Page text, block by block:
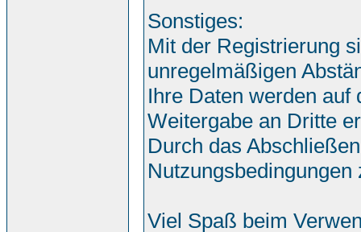
Sonstiges:
Mit der Registrierung
unregelmäßigen
Ihre Daten werden
Weitergabe an Dritte
Durch das
Nutzungsbedingungen
Viel Spaß beim